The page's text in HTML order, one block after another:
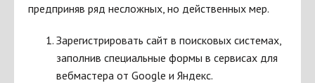
предприняв ряд несложных, но действенных мер.
Зарегистрировать сайт в поисковых системах,
заполнив специальные формы в сервисах для
вебмастера от Google и Яндекс.